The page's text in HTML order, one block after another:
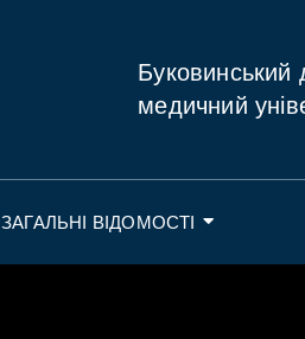
Буковинський
медичний
ЗАГАЛЬНІ ВІДОМОСТІ